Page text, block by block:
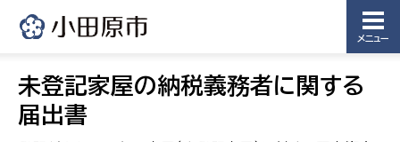
メニュー
未登記家屋の納税義務者に関する
届出書